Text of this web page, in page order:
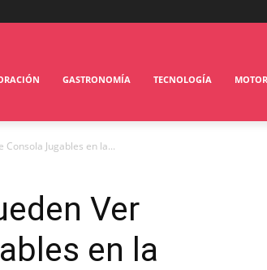
GASTRONOMÍA TECNOLOGÍA MOTOR
Consola Jugables en la...
Ver
en la